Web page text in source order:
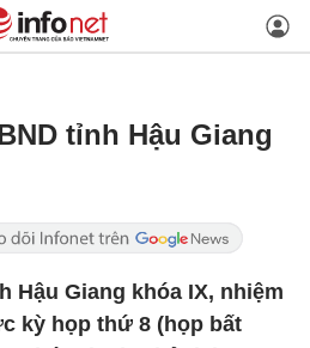
tỉnh Hậu Giang
Hậu Giang khóa IX, nhiệm
kỳ họp thứ 8 (họp bất